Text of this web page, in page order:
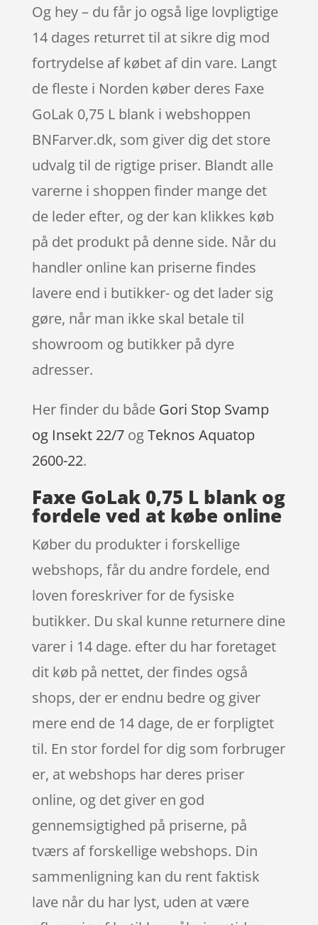
Og hey – du får jo også lige lovpligtige
14 dages returret til at sikre dig mod
fortrydelse af købet af din vare. Langt
de fleste i Norden køber deres Faxe
GoLak 0,75 L blank i webshoppen
BNFarver.dk, som giver dig det store
udvalg til de rigtige priser. Blandt alle
varerne i shoppen finder mange det
de leder efter, og der kan klikkes køb
på det produkt på denne side. Når du
handler online kan priserne findes
lavere end i butikker- og det lader sig
gøre, når man ikke skal betale til
showroom og butikker på dyre
adresser.
Her finder du både Gori Stop Svamp
og Insekt 22/7ogTeknos Aquatop
2600-22.
Faxe GoLak 0,75 L blank og
fordele ved at købe online
Køber du produkter i forskellige
webshops, får du andre fordele, end
loven foreskriver for de fysiske
butikker. Du skal kunne returnere dine
varer i 14 dage. efter du har foretaget
dit køb på nettet, der findes også
shops, der er endnu bedre og giver
mere end de 14 dage, de er forpligtet
til. En stor fordel for dig som forbruger
er, at webshops har deres priser
online, og det giver en god
gennemsigtighed på priserne, på
tværs af forskellige webshops. Din
sammenligning kan du rent faktisk
lave når du har lyst, uden at være